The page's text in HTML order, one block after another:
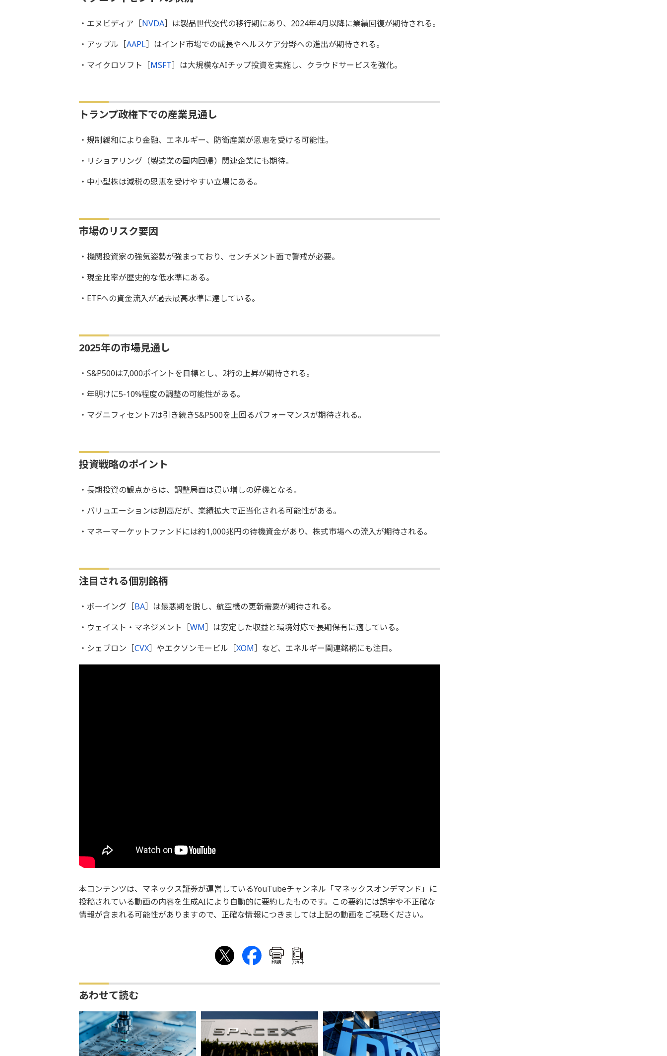
・エヌビディア［NVDA］は製品世代交代の移行期にあり、2024年4月以降に業績回復が期待される。
・アップル［AAPL］はインド市場での成長やヘルスケア分野への進出が期待される。
・マイクロソフト［MSFT］は大規模なAIチップ投資を実施し、クラウドサービスを強化。
トランプ政権下での産業見通し
・規制緩和により金融、エネルギー、防衛産業が恩恵を受ける可能性。
・リショアリング（製造業の国内回帰）関連企業にも期待。
・中小型株は減税の恩恵を受けやすい立場にある。
市場のリスク要因
・機関投資家の強気姿勢が強まっており、センチメント面で警戒が必要。
・現金比率が歴史的な低水準にある。
・ETFへの資金流入が過去最高水準に達している。
2025年の市場見通し
・S&P500は7,000ポイントを目標とし、2桁の上昇が期待される。
・年明けに5-10%程度の調整の可能性がある。
・マグニフィセント7は引き続きS&P500を上回るパフォーマンスが期待される。
投資戦略のポイント
・長期投資の観点からは、調整局面は買い増しの好機となる。
・バリュエーションは割高だが、業績拡大で正当化される可能性がある。
・マネーマーケットファンドには約1,000兆円の待機資金があり、株式市場への流入が期待される。
注目される個別銘柄
・ボーイング［BA］は最悪期を脱し、航空機の更新需要が期待される。
・ウェイスト・マネジメント［WM］は安定した収益と環境対応で長期保有に適している。
・シェブロン［CVX］やエクソンモービル［XOM］など、エネルギー関連銘柄にも注目。
本コンテンツは、マネックス証券が運営しているYouTubeチャンネル「マネックスオンデマンド」に
投稿されている動画の内容を生成AIにより自動的に要約したものです。この要約には誤字や不正確な
情報が含まれる可能性がありますので、正確な情報につきましては上記の動画をご視聴ください。
印刷 ｱﾝｹｰﾄ
あわせて読む